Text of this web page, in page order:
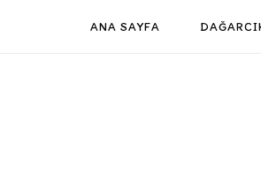
ANA SAYFA